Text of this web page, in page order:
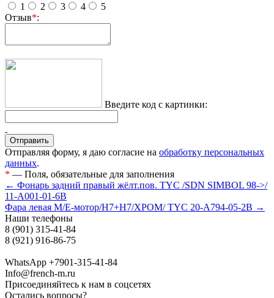
1
2 3 4
5
Отзыв*:
Введите код с картинки:
Отправляя форму, я даю согласие на обработку персональных
данных.
* — Поля, обязательные для заполнения
← Фонарь задний правый жёлт.пов. TYC /SDN SIMBOL 98->/
11-A001-01-6B
Фара левая M/Е-мотор/H7+H7/ХРОМ/ TYC 20-A794-05-2B →
Наши телефоны
8 (901) 315-41-84
8 (921) 916-86-75
WhatsApp +7901-315-41-84
Info@french-m.ru
Присоединяйтесь к нам в соцсетях
Остались вопросы?